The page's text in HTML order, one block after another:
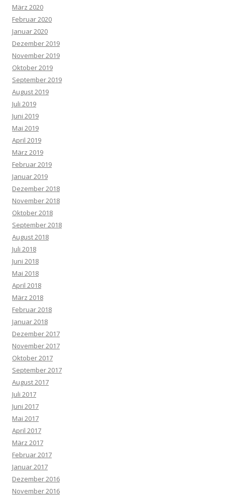
März 2020
Februar 2020
Januar 2020
Dezember 2019
November 2019
Oktober 2019
September 2019
August 2019
Juli 2019
Juni 2019
Mai 2019
April 2019
März 2019
Februar 2019
Januar 2019
Dezember 2018
November 2018
Oktober 2018
September 2018
August 2018
Juli 2018
Juni 2018
Mai 2018
April 2018
März 2018
Februar 2018
Januar 2018
Dezember 2017
November 2017
Oktober 2017
September 2017
August 2017
Juli 2017
Juni 2017
Mai 2017
April 2017
März 2017
Februar 2017
Januar 2017
Dezember 2016
November 2016